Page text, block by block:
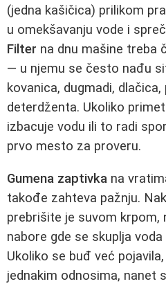
(jedna kašičica) prilikom
u omekšavanju vode i
Filter na dnu mašine treba
— u njemu se često nađu
kovanica, dugmadi,
deterdženta. Ukoliko
izbacuje vodu ili to radi
prvo mesto za proveru.
Gumena zaptivka na
takođe zahteva pažnju.
prebrišite je suvom krpom,
nabore gde se skuplja
Ukoliko se buđ već
jednakim odnosima, nanet